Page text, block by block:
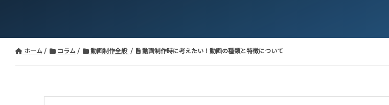
ホーム コラム 動画制作全般 動画制作時に考えたい！動画の種類と特徴について